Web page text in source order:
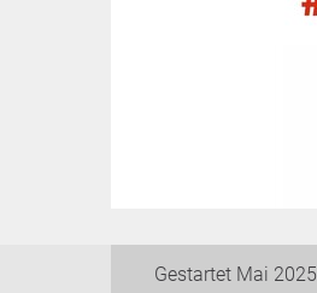
Gestartet Mai 2025